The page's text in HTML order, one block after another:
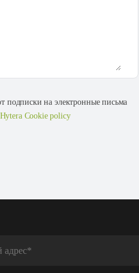
подписки на электронные письма
Hytera Cookie policy